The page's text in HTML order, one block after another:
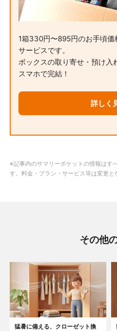
1箱330円〜895円のお手頃価
サービスです。
ボックスの取り寄せ・預け入
スマホで完結！
詳しく
※記事内のサマリーポケットの情報はす
す。料金・プラン・サービス等は変更と
その他
猛暑に備える、クローゼット換